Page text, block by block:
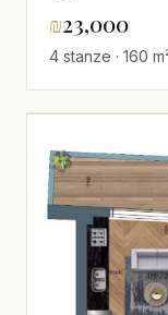
mare,spazioso
₪23,000
4 stanze · 160